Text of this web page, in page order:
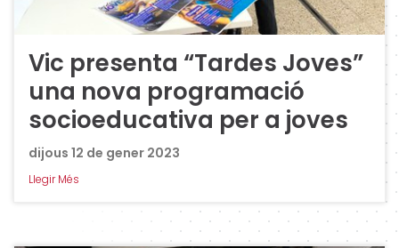
Vic presenta “Tardes Joves”
una nova programació
socioeducativa per a joves
dijous 12 de gener 2023
Llegir Més